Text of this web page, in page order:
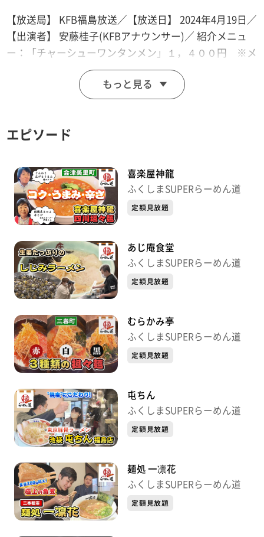
【放送局】 KFB福島放送／【放送日】 2024年4月19日／
【出演者】 安藤桂子(KFBアナウンサー)／ 紹介メニュ
ー：「チャーシューワンタンメン」１，４００円 ※メ
ニューや価格等は撮影当時のものです。
もっと見る
エピソード
喜楽屋神龍
ふくしまSUPERらーめん道
定額見放題
あじ庵食堂
ふくしまSUPERらーめん道
定額見放題
むらかみ亭
ふくしまSUPERらーめん道
定額見放題
屯ちん
ふくしまSUPERらーめん道
定額見放題
麺処 一凛花
ふくしまSUPERらーめん道
定額見放題